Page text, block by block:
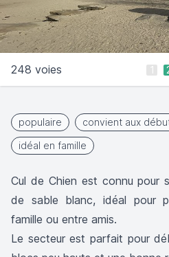
248 voies 1
populaire convient aux
idéal en famille
Cul de Chien est connu pour
de sable blanc, idéal pour
famille ou entre amis.
Le secteur est parfait pour